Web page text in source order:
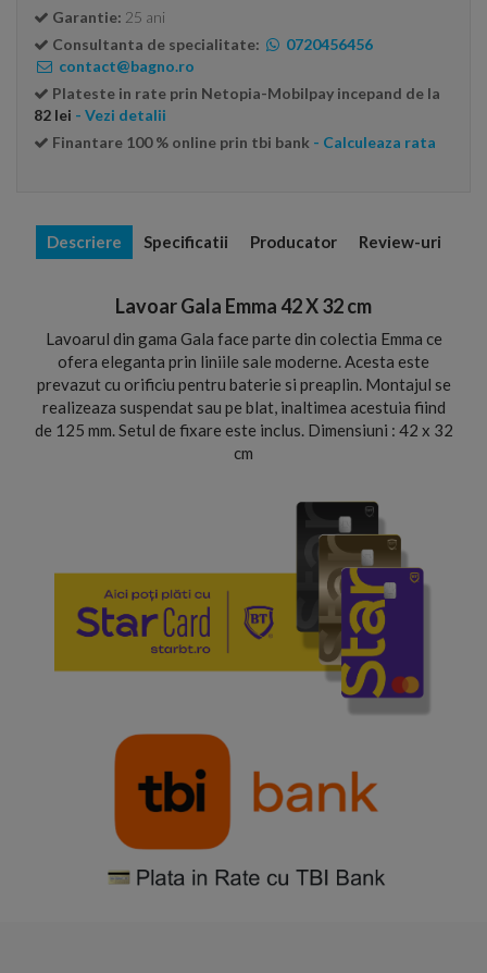
Garantie: 25 ani
Consultanta de specialitate:
0720456456
contact@bagno.ro
Plateste in rate prin Netopia-Mobilpay incepand de la
82 lei - Vezi detalii
Finantare 100 % online prin tbi bank - Calculeaza rata
Descriere Specificatii Producator Review-uri
Lavoar Gala Emma 42 X 32 cm
Lavoarul din gama Gala face parte din colectia Emma ce
ofera eleganta prin liniile sale moderne. Acesta este
prevazut cu orificiu pentru baterie si preaplin. Montajul se
realizeaza suspendat sau pe blat, inaltimea acestuia fiind
de 125 mm. Setul de fixare este inclus. Dimensiuni : 42 x 32
cm